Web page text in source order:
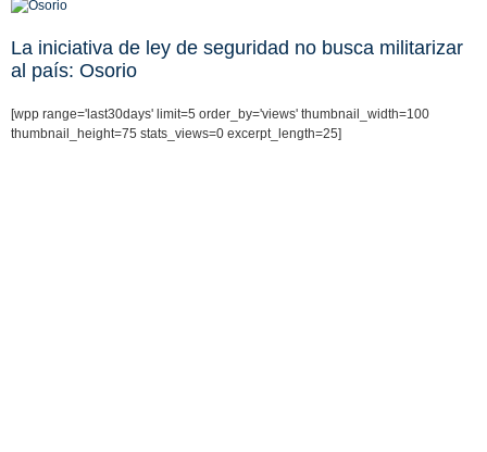
La iniciativa de ley de seguridad no busca militarizar
al país: Osorio
[wpp range='last30days' limit=5 order_by='views' thumbnail_width=100
thumbnail_height=75 stats_views=0 excerpt_length=25]